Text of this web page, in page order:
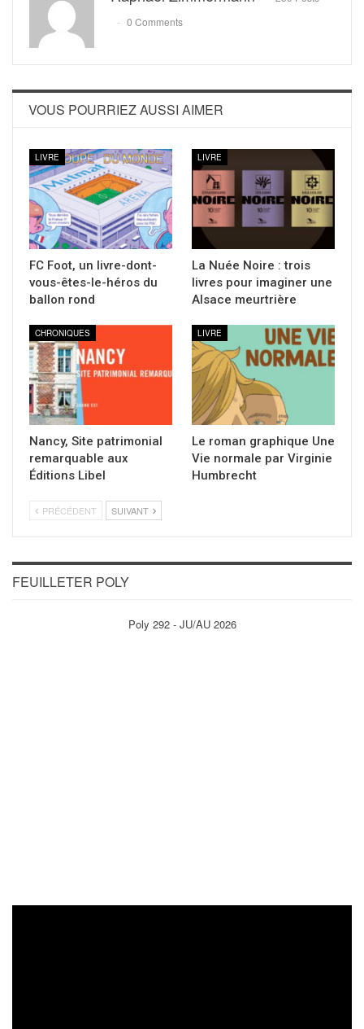
0 Comments
VOUS POURRIEZ AUSSI AIMER
LIVRE
FC Foot, un livre-dont-
vous-êtes-le-héros du
ballon rond
LIVRE
La Nuée Noire : trois
livres pour imaginer une
Alsace meurtrière
CHRONIQUES
Nancy, Site patrimonial
remarquable aux
Éditions Libel
LIVRE
Le roman graphique Une
Vie normale par Virginie
Humbrecht
PRÉCÉDENT SUIVANT
FEUILLETER POLY
Poly 292 - JU/AU 2026